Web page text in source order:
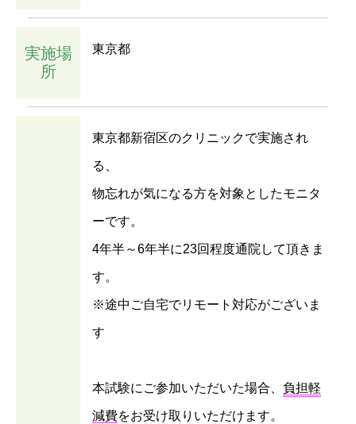
実施場
所
東京都
東京都新宿区のクリニックで実施され
る、
物忘れが気になる方を対象としたモニタ
ーです。
4年半～6年半に23回程度通院して頂きま
す。
※途中ご自宅でリモート対応がございま
す
本試験にご参加いただいた場合、 負担軽
減費をお受け取りいただけます。